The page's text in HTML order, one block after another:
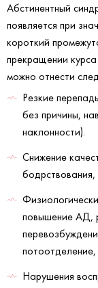
Абстинентный
появляется при
короткий
прекращении
можно отнести
Резкие
без причины,
наклонности).
Снижение
бодрствования,
повышение АД,
Нарушения